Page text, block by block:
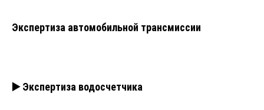
Экспертиза автомобильной трансмиссии
▶️ Экспертиза водосчетчика